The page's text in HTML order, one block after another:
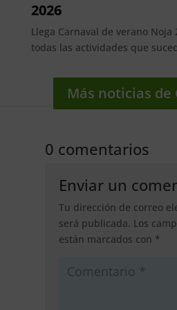
2026
Llega Carnaval de verano Noja
todas las actividades que
Más noticias de
0 comentarios
Enviar un
Tu dirección de correo
será publicada. Los
están marcados con *